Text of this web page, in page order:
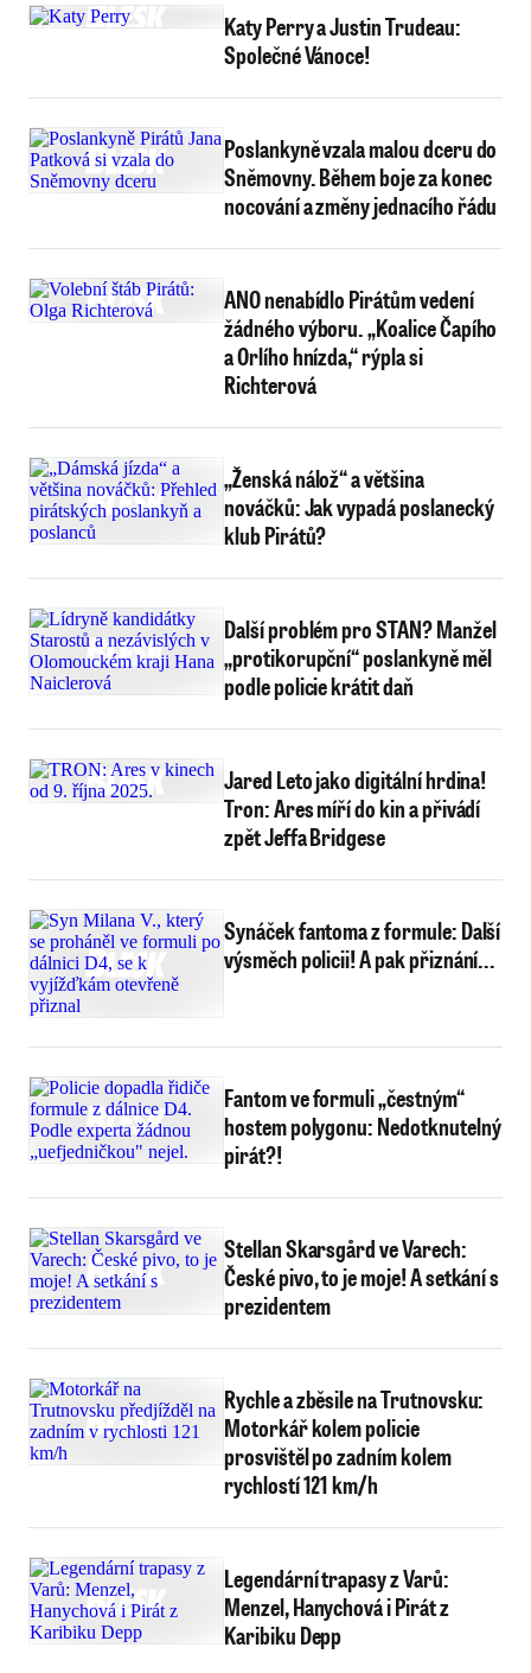
Katy Perry a Justin Trudeau:
Společné Vánoce!
Poslankyně vzala malou dceru do
Sněmovny. Během boje za konec
nocování a změny jednacího řádu
ANO nenabídlo Pirátům vedení
žádného výboru. „Koalice Čapího
a Orlího hnízda,“ rýpla si
Richterová
„Ženská nálož“ a většina
nováčků: Jak vypadá poslanecký
klub Pirátů?
Další problém pro STAN? Manžel
„protikorupční“ poslankyně měl
podle policie krátit daň
Jared Leto jako digitální hrdina!
Tron: Ares míří do kin a přivádí
zpět Jeffa Bridgese
Synáček fantoma z formule: Další
výsměch policii! A pak přiznání...
Fantom ve formuli „čestným“
hostem polygonu: Nedotknutelný
pirát?!
Stellan Skarsgård ve Varech:
České pivo, to je moje! A setkání s
prezidentem
Rychle a zběsile na Trutnovsku:
Motorkář kolem policie
prosvištěl po zadním kolem
rychlostí 121 km/h
Legendární trapasy z Varů:
Menzel, Hanychová i Pirát z
Karibiku Depp